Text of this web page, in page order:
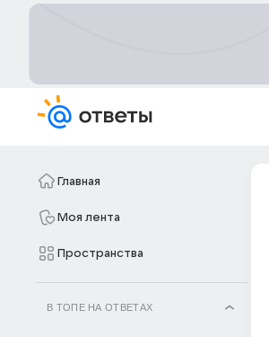
Главная
Моя лента
Пространства
В ТОПЕ НА ОТВЕТАХ